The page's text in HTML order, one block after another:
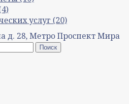
услуг (20)
д. 28, Метро Проспект Мира